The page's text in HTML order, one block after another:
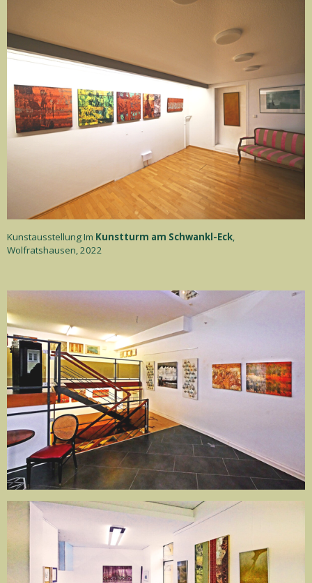
Kunstausstellung Im Kunstturm am Schwankl-Eck,
Wolfratshausen, 2022